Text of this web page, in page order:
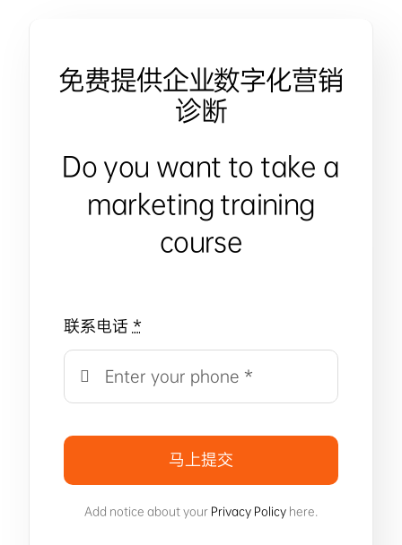
免费提供企业数字化营销
诊断
Do you want to take a
marketing training
course
联系电话*
马上提交
Add notice about your Privacy Policy here.